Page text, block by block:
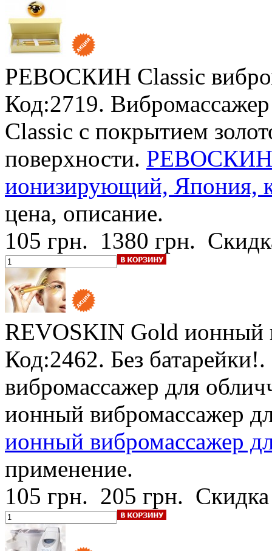
РЕВОСКИН Classic
Код:2719.
Classic с покрытием
поверхности. РЕВОСКИН
ионизирующий, Япония,
цена, описание.
105 грн. 1380 грн.
REVOSKIN Gold ионный
Код:2462. Без батарейки!.
вибромассажер для
ионный вибромассажер
ионный вибромассажер
применение.
105 грн. 205 грн.